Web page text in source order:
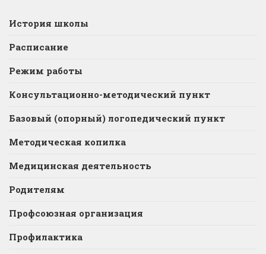
История школы
Расписание
Режим работы
Консультационно-методический пункт
Базовый (опорный) логопедический пункт
Методическая копилка
Медицинская деятельность
Родителям
Профсоюзная организация
Профилактика